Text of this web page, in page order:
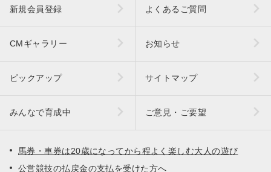
新規会員登録 よくあるご質問
CMギャラリー お知らせ
ピックアップ サイトマップ
みんなで育成中 ご意見・ご要望
馬券・車券は20歳になってから程よく楽しむ大人の遊び
公営競技の払戻金の支払を受けた方へ